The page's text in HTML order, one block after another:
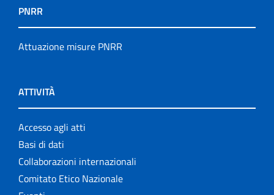
PNRR
Attuazione misure PNRR
ATTIVITÀ
Accesso agli atti
Basi di dati
Collaborazioni internazionali
Comitato Etico Nazionale